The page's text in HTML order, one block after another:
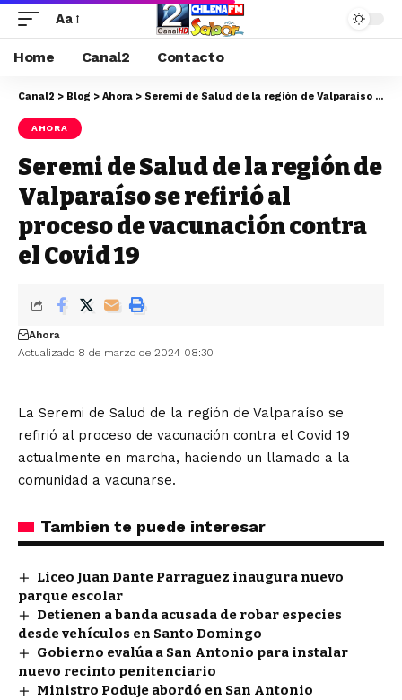
Aa
Home Canal2 Contacto
Canal2 > Blog > Ahora > Seremi de Salud de la región de Valparaíso se refirió al proceso de vacunación contra el Covid 19
AHORA
Seremi de Salud de la región de
Valparaíso se refirió al
proceso de vacunación contra
el Covid 19
Actualizado 8 de marzo de 2024 08:30
Ahora
La Seremi de Salud de la región de Valparaíso se
refirió al proceso de vacunación contra el Covid 19
actualmente en marcha, haciendo un llamado a la
comunidad a vacunarse.
Tambien te puede interesar
Liceo Juan Dante Parraguez inaugura nuevo
parque escolar
Detienen a banda acusada de robar especies
desde vehículos en Santo Domingo
Gobierno evalúa a San Antonio para instalar
nuevo recinto penitenciario
Ministro Poduje abordó en San Antonio